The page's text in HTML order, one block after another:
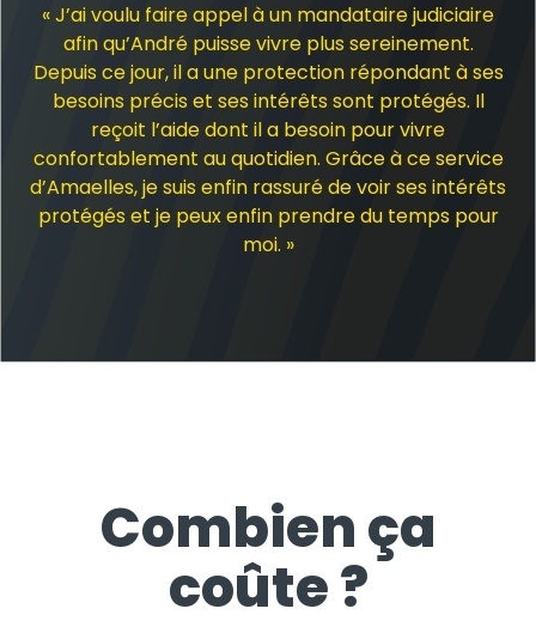
« J’ai voulu faire appel à un mandataire judiciaire
afin qu’André puisse vivre plus sereinement.
Depuis ce jour, il a une protection répondant à ses
besoins précis et ses intérêts sont protégés. Il
reçoit l’aide dont il a besoin pour vivre
confortablement au quotidien. Grâce à ce service
d’Amaelles, je suis enfin rassuré de voir ses intérêts
protégés et je peux enfin prendre du temps pour
moi. »
Combien ça
coûte ?